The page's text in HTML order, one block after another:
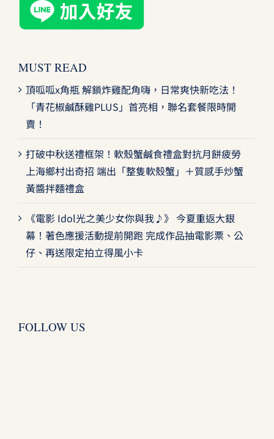
MUST READ
頂呱呱x角瓶 解鎖炸雞配角嗨，日常爽快新吃法！
「青花椒鹹酥雞PLUS」首亮相，聯名套餐限時開
賣！
打破中秋送禮框架！軟殼蟹鹹食禮盒對抗月餅疲勞
上海鄉村出奇招 端出「整隻軟殼蟹」＋質感手炒蟹
黃醬拌麵禮盒
《電影 Idol光之美少女你與我♪》 今夏重返大銀
幕！著色應援活動提前開跑 完成作品抽電影票、公
仔、再送限定拍立得風小卡
FOLLOW US